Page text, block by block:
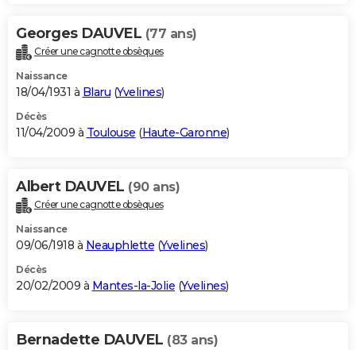
Georges DAUVEL (77 ans)
Créer une cagnotte obsèques
Naissance
18/04/1931 à Blaru (Yvelines)
Décès
11/04/2009 à Toulouse (Haute-Garonne)
Albert DAUVEL (90 ans)
Créer une cagnotte obsèques
Naissance
09/06/1918 à Neauphlette (Yvelines)
Décès
20/02/2009 à Mantes-la-Jolie (Yvelines)
Bernadette DAUVEL (83 ans)